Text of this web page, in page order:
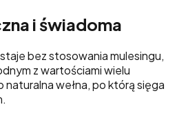
i świadoma
bez stosowania mulesingu,
z wartościami wielu
wełna, po którą sięga